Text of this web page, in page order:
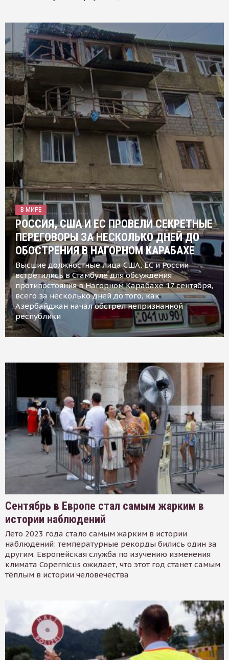
В МИРЕ
РОССИЯ, США И ЕС ПРОВЕЛИ СЕКРЕТНЫЕ
ПЕРЕГОВОРЫ ЗА НЕСКОЛЬКО ДНЕЙ ДО
ОБОСТРЕНИЯ В НАГОРНОМ КАРАБАХЕ
Высшие должностные лица США, ЕС и России
встретились в Стамбуле для обсуждения
противостояния в Нагорном Карабахе 17 сентября,
всего за несколько дней до того, как
Азербайджан начал обстрел непризнанной
республики
Сентябрь в Европе стал самым жарким в
истории наблюдений
Лето 2023 года стало самым жарким в истории
наблюдений: температурные рекорды бились один за
другим. Европейская служба по изучению изменения
климата Copernicus ожидает, что этот год станет самым
тёплым в истории человечества